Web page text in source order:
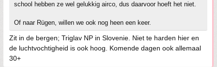
school hebben ze wel gelukkig airco, dus daarvoor hoeft het niet.
Of naar Rügen, willen we ook nog heen een keer.
Zit in de bergen; Triglav NP in Slovenie. Niet te harden hier en
de luchtvochtigheid is ook hoog. Komende dagen ook allemaal
30+